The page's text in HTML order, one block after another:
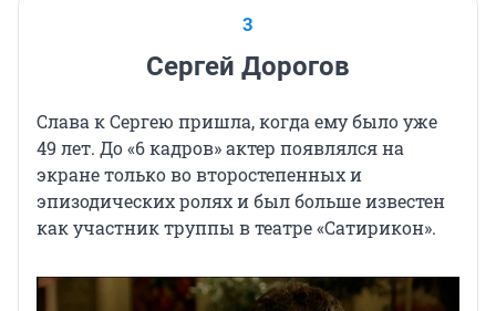
3
Сергей Дорогов
Слава к Сергею пришла, когда ему было уже
49 лет. До «6 кадров» актер появлялся на
экране только во второстепенных и
эпизодических ролях и был больше известен
как участник труппы в театре «Сатирикон».